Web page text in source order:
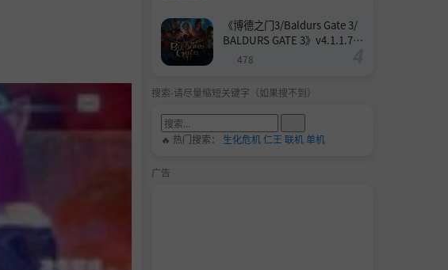
《博德之门3/Baldurs Gate 3/
BALDURS GATE 3》v4.1.1.739
8727-Build 24532579官中免安
478
搜索-请尽量缩短关键字（如果搜不到）
🔥 热门搜索： 生化危机仁王 联机单机
广告